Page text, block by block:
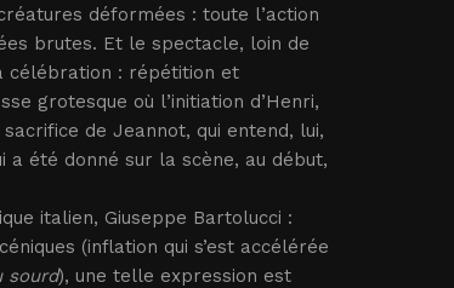
déformées : toute l’action
brutes. Et le spectacle, loin de
célébration : répétition et
grotesque où l’initiation d’Henri,
de Jeannot, qui entend, lui,
été donné sur la scène, au début,
italien, Giuseppe Bartolucci :
(inflation qui s’est accélérée
sourd), une telle expression est